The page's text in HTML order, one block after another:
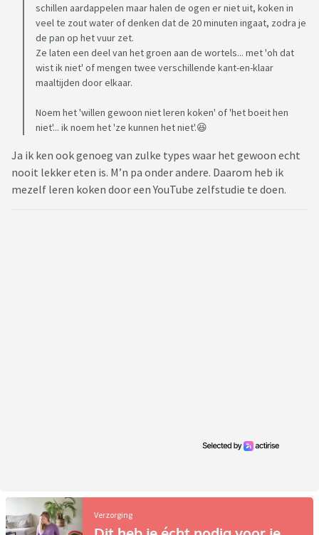
schillen aardappelen maar halen de ogen er niet uit, koken in
veel te zout water of denken dat de 20 minuten ingaat, zodra je
de pan op het vuur zet.
Ze laten een deel van het groen aan de wortels... met 'oh dat
wist ik niet' of mengen twee verschillende kant-en-klaar
maaltijden door elkaar.
Noem het 'willen gewoon niet leren koken' of 'het boeit hen
niet'... ik noem het 'ze kunnen het niet'.😆
Ja ik ken ook genoeg van zulke types waar het gewoon echt
nooit lekker eten is. M’n pa onder andere. Daarom heb ik
mezelf leren koken door een YouTube zelfstudie te doen.
Verzorging